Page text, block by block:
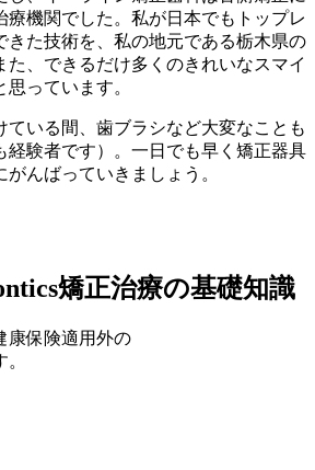
療機関でした。私が日本でもトップレ
きた技術を、私の地元である栃木県の
、 できるだけ多くのきれいなスマイ
っています。
ている間、歯ブラシなど大変なことも
経験者です）。一日でも早く矯正器具
んばっていきましょう。
矯正治療の基礎知識
康保険適用外の